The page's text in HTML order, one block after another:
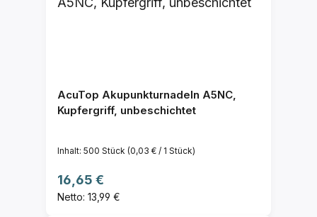
AcuTop Akupunkturnadeln A5NC,
Kupfergriff, unbeschichtet
Inhalt: 500 Stück (0,03 € / 1 Stück)
Regulärer Preis:
16,65 €
Netto: 13,99 €